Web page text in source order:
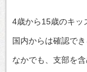
4歳から15歳のキッ
国内からは確認で
なかでも、支部を